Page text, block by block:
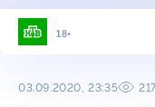
18+
03.09.2020, 23:35